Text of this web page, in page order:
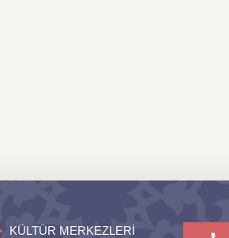
KÜLTÜR MERKEZLERİ